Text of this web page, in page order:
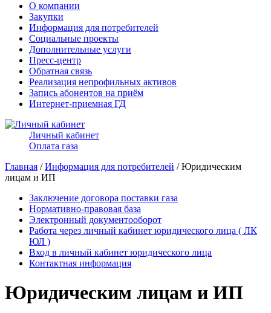
О компании
Закупки
Информация для потребителей
Социальные проекты
Дополнительные услуги
Пресс-центр
Обратная связь
Реализация непрофильных активов
Запись абонентов на приём
Интернет-приемная ГД
Личный кабинет
Оплата газа
Главная /Информация для потребителей / Юридическим
лицам и ИП
Заключение договора поставки газа
Нормативно-правовая база
Электронный документооборот
Работа через личный кабинет юридического лица ( ЛК
ЮЛ )
Вход в личный кабинет юридического лица
Контактная информация
Юридическим лицам и ИП